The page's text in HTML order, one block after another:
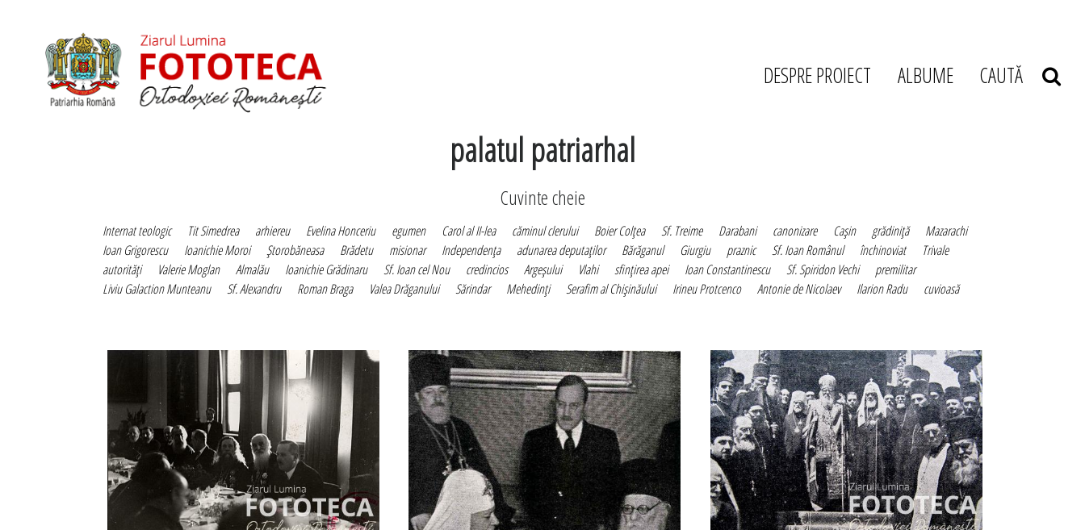
DESPRE PROIECT ALBUME CAUTĂ
palatul patriarhal
Cuvinte cheie
Internat teologic Tit Simedrea arhiereu Evelina Honceriu egumen Carol al II-lea căminul clerului Boier Colţea Sf. Treime Darabani canonizare Caşin grădiniţă
Mazarachi
Ioan Grigorescu
Ioanichie Moroi Ştorobăneasa Brădetu misionar Independenţa adunarea deputaţilor Bărăganul Giurgiu praznic Sf. Ioan Românul închinoviat
Trivale
autorităţi
Valerie Moglan Almalău Ioanichie Grădinaru Sf. Ioan cel Nou credincios Argeşului Vlahi sfinţirea apei Ioan Constantinescu Sf. Spiridon Vechi
premilitar
Liviu Galaction Munteanu
Sf. Alexandru Roman Braga Valea Drăganului Sărindar Mehedinţi Serafim al Chişinăului Irineu Protcenco Antonie de Nicolaev Ilarion Radu cuvioasă